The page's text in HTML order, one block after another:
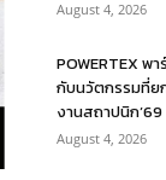
August 4, 2026
POWERTEX พ
กับนวัตกรรมที่ย
งานสถาปนิก’69
August 4, 2026